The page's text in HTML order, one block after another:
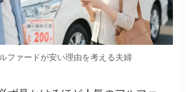
ファードが安い理由を考える夫婦